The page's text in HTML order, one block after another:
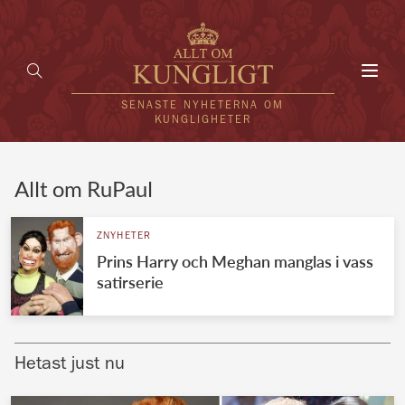
SENASTE NYHETERNA OM
KUNGLIGHETER
UTLÄNDSKT
VÄRLDENS KUNGAHUS
Brittiska kungahuset
Allt om RuPaul
ZNYHETER
Prins Harry och Meghan manglas i vass
satirserie
Hetast just nu